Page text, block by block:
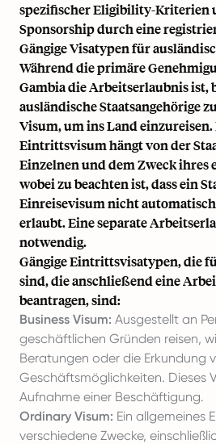
spezifischer Eligibility-Kriterien
Sponsorship durch eine
Gängige Visatypen für
Während die primäre
Gambia die Arbeitserlaubnis ist,
ausländische Staatsangehörige
Visum, um ins Land einzureisen.
Eintrittsvisum hängt von der
Einzelnen und dem Zweck ihres
wobei zu beachten ist, dass ein
Einreisevisum nicht
erlaubt. Eine separate
notwendig.
Gängige Eintrittsvisatypen, die
sind, die anschließend eine
beantragen, sind:
Business Visum: Ausgestellt an
geschäftlichen Gründen reisen,
Beratungen oder die Erkundung
Geschäftsmöglichkeiten. Dieses
Aufnahme einer Beschäftigung.
Ordinary Visum: Ein allgemeines
verschiedene Zwecke,